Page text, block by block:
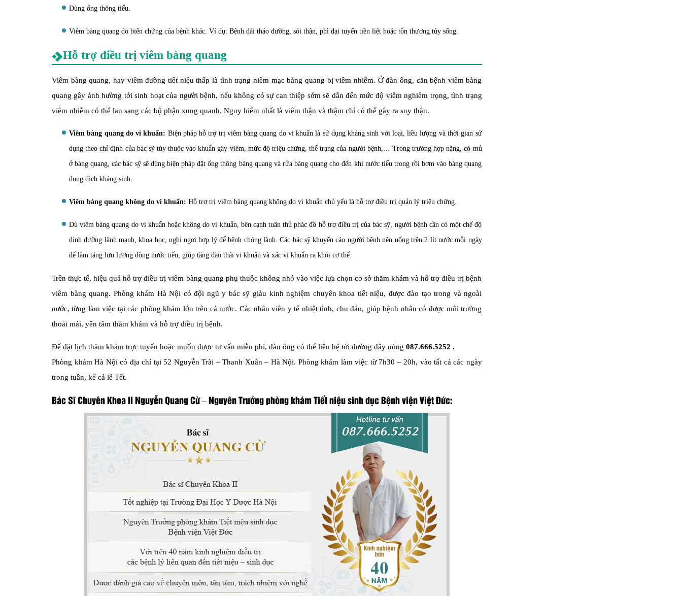
Dùng ống thông tiểu.
Viêm bàng quang do biến chứng của bệnh khác. Ví dụ: Bệnh đái tháo đường, sỏi thận, phì đại tuyến tiền liệt hoặc tổn thương tủy sống.
Hỗ trợ điều trị viêm bàng quang
Viêm bàng quang, hay viêm đường tiết niệu thấp là tình trạng niêm mạc bàng quang bị viêm nhiễm. Ở đàn ông, căn bệnh viêm bàng
quang gây ảnh hưởng tới sinh hoạt của người bệnh, nếu không có sự can thiệp sớm sẽ dẫn đến mức độ viêm nghiêm trọng, tình trạng
viêm nhiễm có thể lan sang các bộ phận xung quanh. Nguy hiểm nhất là viêm thận và thậm chí có thể gây ra suy thận.
Viêm bàng quang do vi khuẩn: Biện pháp hỗ trợ trị viêm bàng quang do vi khuẩn là sử dụng kháng sinh với loại, liều lượng và thời gian sử
dụng theo chỉ định của bác sỹ tùy thuộc vào khuẩn gây viêm, mức độ triệu chứng, thể trạng của người bệnh,… Trong trường hợp nặng, có mủ
ở bàng quang, các bác sỹ sẽ dùng biện pháp đặt ống thông bàng quang và rửa bàng quang cho đến khi nước tiểu trong rồi bơm vào bàng quang
dung dịch kháng sinh.
Viêm bàng quang không do vi khuẩn: Hỗ trợ trị viêm bàng quang không do vi khuẩn chủ yếu là hỗ trợ điều trị quản lý triệu chứng.
Dù viêm bàng quang do vi khuẩn hoặc không do vi khuẩn, bên cạnh tuân thủ phác đồ hỗ trợ điều trị của bác sỹ, người bệnh cần có một chế độ
dinh dưỡng lành mạnh, khoa học, nghỉ ngơi hợp lý để bệnh chóng lành. Các bác sỹ khuyến cáo người bệnh nên uống trên 2 lít nước mỗi ngày
để làm tăng lưu lượng dòng nước tiểu, giúp tăng đào thải vi khuẩn và xác vi khuẩn ra khỏi cơ thể.
Trên thực tế, hiệu quả hỗ trợ điều trị viêm bàng quang phụ thuộc không nhỏ vào việc lựa chọn cơ sở thăm khám và hỗ trợ điều trị bệnh
viêm bàng quang. Phòng khám Hà Nội có đội ngũ y bác sỹ giàu kinh nghiệm chuyên khoa tiết niệu, được đào tạo trong và ngoài
nước, từng làm việc tại các phòng khám lớn trên cả nước. Các nhân viên y tế nhiệt tình, chu đáo, giúp bệnh nhân có được môi trường
thoải mái, yên tâm thăm khám và hỗ trợ điều trị bệnh.
Để đặt lịch thăm khám trực tuyến hoặc muốn được tư vấn miễn phí, đàn ông có thể liên hệ tới đường dây nóng 087.666.5252 .
Phòng khám Hà Nội có địa chỉ tại 52 Nguyễn Trãi – Thanh Xuân – Hà Nội. Phòng khám làm việc từ 7h30 – 20h, vào tất cả các ngày
trong tuần, kể cả lễ Tết.
Bác Sĩ Chuyên Khoa II Nguyễn Quang Cừ – Nguyên Trưởng phòng khám Tiết niệu sinh dục Bệnh viện Việt Đức: